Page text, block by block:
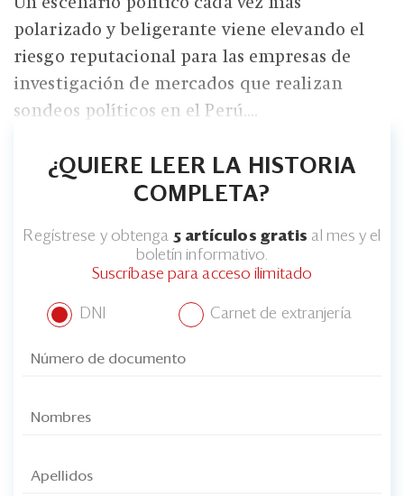
polarizado y beligerante viene elevando el
riesgo reputacional para las empresas de
investigación de mercados que realizan
sondeos políticos en el Perú....
¿QUIERE LEER LA HISTORIA
COMPLETA?
Regístrese y obtenga 5 artículos gratis al mes y el
boletín informativo.
Suscríbase para acceso ilimitado
DNI Carnet de extranjería